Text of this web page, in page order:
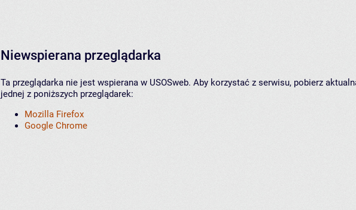
Niewspierana przeglądarka
Ta przeglądarka nie jest wspierana w USOSweb. Aby korzystać z serwisu, pobierz
jednej z poniższych przeglądarek:
Mozilla Firefox
Google Chrome